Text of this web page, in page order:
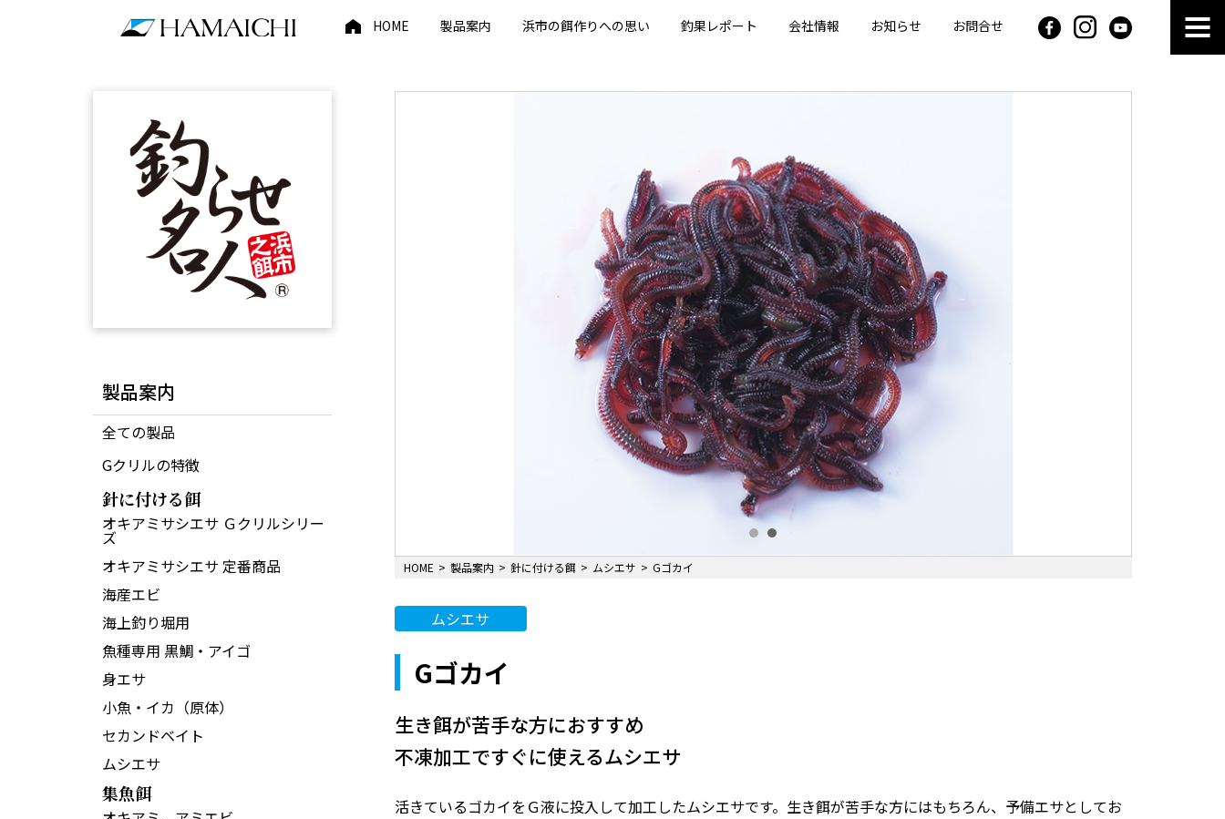
HOME 製品案内 浜市の餌作りへの思い 釣果レポート 会社情報 お知らせ お問合せ
製品案内
全ての製品
Gクリルの特徴
針に付ける餌
オキアミサシエサ Ｇクリルシリー
ズ
オキアミサシエサ 定番商品
海産エビ
海上釣り堀用
魚種専用 黒鯛・アイゴ
身エサ
小魚・イカ（原体）
セカンドベイト
ムシエサ
集魚餌
HOME 製品案内 針に付ける餌 ムシエサ Gゴカイ
ムシエサ
Gゴカイ
生き餌が苦手な方におすすめ
不凍加工ですぐに使えるムシエサ
活きているゴカイをＧ液に投入して加工したムシエサです。生き餌が苦手な方にはもちろん、予備エサとしてお